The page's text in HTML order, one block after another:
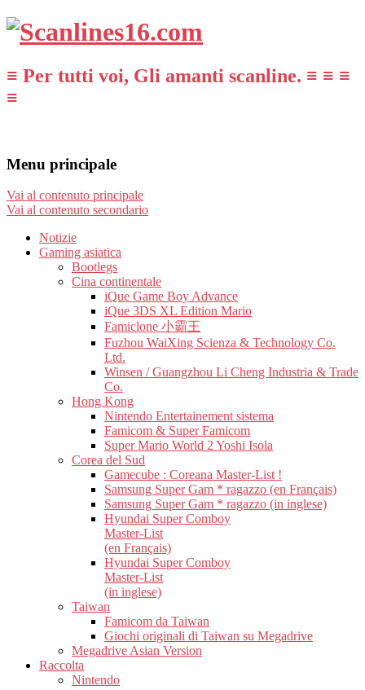
≡ Per tutti voi, Gli amanti scanline. ≡ ≡ ≡
≡
Menu principale
Vai al contenuto principale
Vai al contenuto secondario
Notizie
Gaming asiatica
Bootlegs
Cina continentale
iQue Game Boy Advance
iQue 3DS XL Edition Mario
Famiclone 小霸王
Fuzhou WaiXing Scienza & Technology Co.
Ltd.
Winsen / Guangzhou Li Cheng Industria & Trade
Co.
Hong Kong
Nintendo Entertainement sistema
Famicom & Super Famicom
Super Mario World 2 Yoshi Isola
Corea del Sud
Gamecube : Coreana Master-List !
Samsung Super Gam * ragazzo (en Français)
Samsung Super Gam * ragazzo (in inglese)
Hyundai Super Comboy
Master-List
(en Français)
Hyundai Super Comboy
Master-List
(in inglese)
Taiwan
Famicom da Taiwan
Giochi originali di Taiwan su Megadrive
Megadrive Asian Version
Raccolta
Nintendo